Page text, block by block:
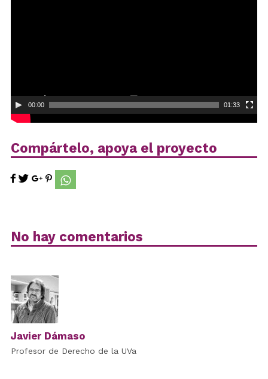
00:00 01:33
Compártelo, apoya el proyecto
No hay comentarios
Javier Dámaso
Profesor de Derecho de la UVa